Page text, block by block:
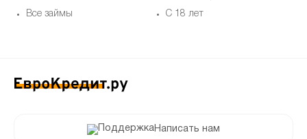
Все займы С 18 лет
Написать нам